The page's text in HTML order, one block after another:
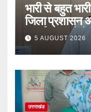
भारी से बहुत
जिला प्रशासन
अलर्ट पर रहने के
5 AUGUST 2026
उत्तराखंड